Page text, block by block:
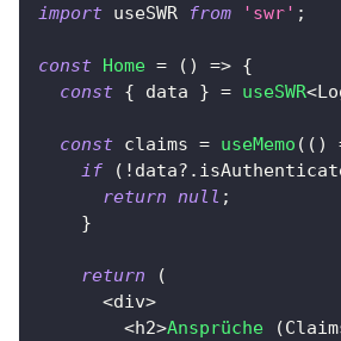
import useSWR from 'swr' ;
const Home = ( ) => {
const { data } = useSWR<
const claims = useMemo ( ( )
if
( ! data?.
return null ;
}
return
(
<div>
<h2>Ansprüche (